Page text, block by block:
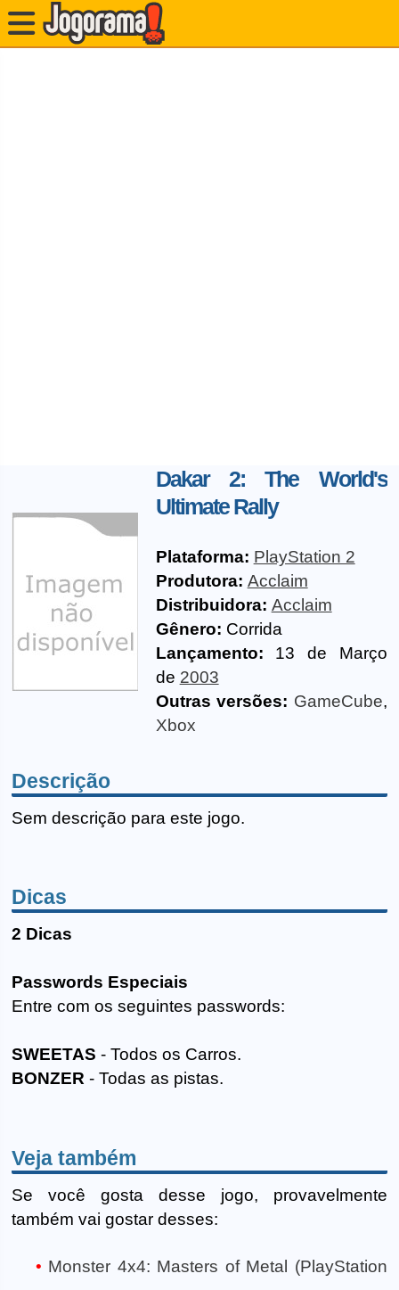
Dakar 2: The World's
Ultimate Rally
Plataforma: PlayStation 2
Produtora: Acclaim
Distribuidora: Acclaim
Gênero: Corrida
Lançamento: 13 de Março
de 2003
Outras versões: GameCube,
Xbox
Descrição
Sem descrição para este jogo.
Dicas
2 Dicas
Passwords Especiais
Entre com os seguintes passwords:
SWEETAS - Todos os Carros.
BONZER - Todas as pistas.
Veja também
Se você gosta desse jogo, provavelmente
também vai gostar desses:
Monster 4x4: Masters of Metal (PlayStation